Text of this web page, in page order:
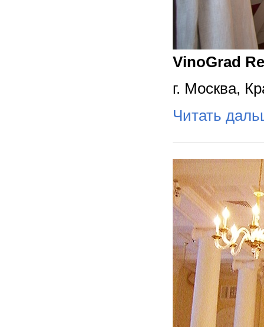
VinoGrad
г. Москва,
Читать